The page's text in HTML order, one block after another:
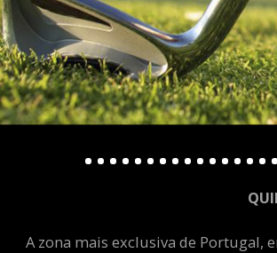
A zona mais exclusiva de Portugal,